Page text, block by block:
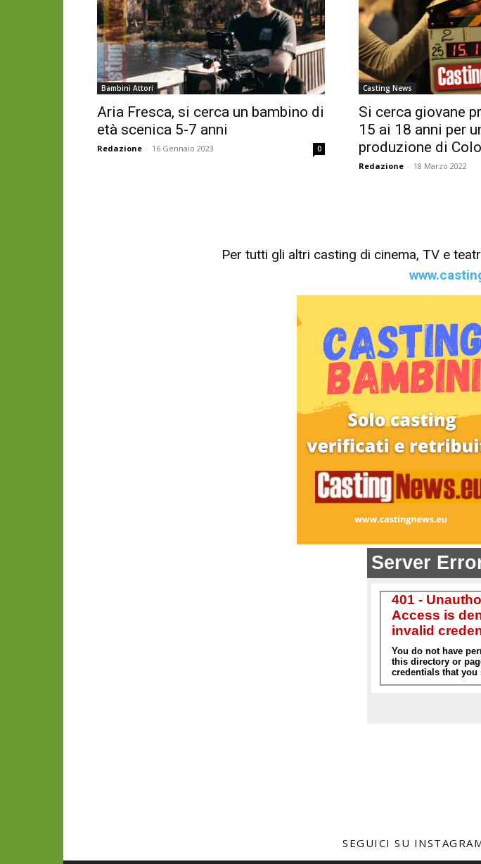
Bambini Attori
Aria Fresca, si cerca un bambino di
età scenica 5-7 anni
Redazione - 16 Gennaio 2023 0
Casting News
Si cerca giovane
15 ai 18 anni per
produzione di
Redazione - 18 Marzo 2022
Per tutti gli altri casting di cinema, TV e
SEGUICI SU